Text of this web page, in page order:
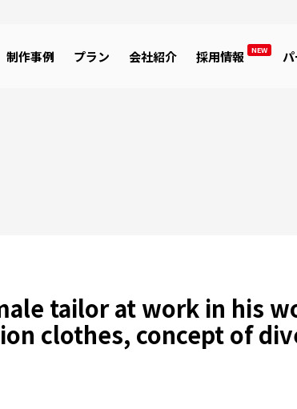
制作事例 プラン 会社紹介 採用情報 NEW
tailor at work in his
clothes, concept of